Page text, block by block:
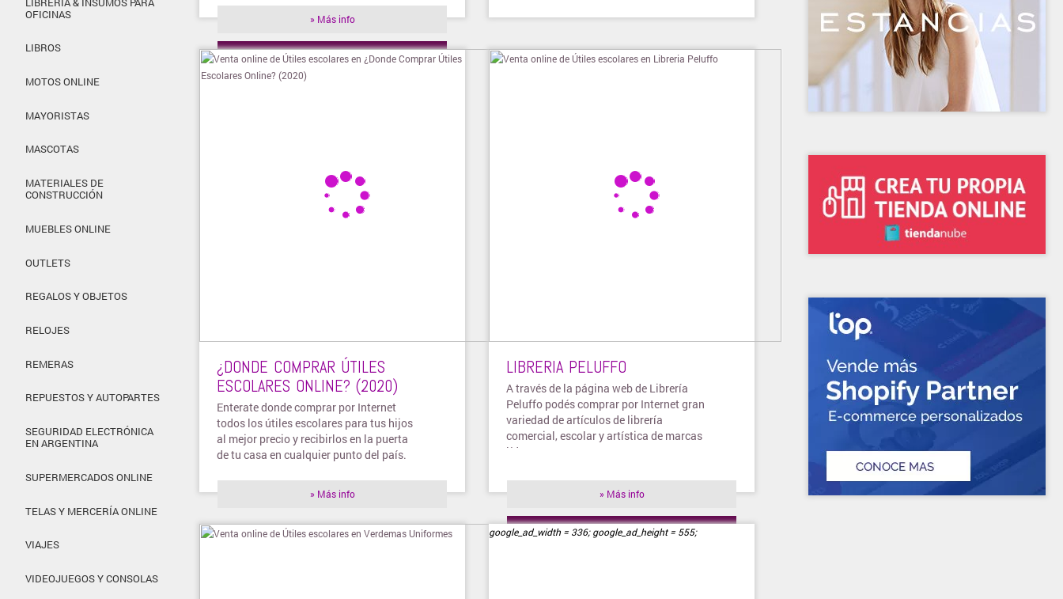
OFICINAS
LIBROS
MOTOS ONLINE
MAYORISTAS
MASCOTAS
MATERIALES DE
CONSTRUCCIÓN
MUEBLES ONLINE
OUTLETS
REGALOS Y OBJETOS
RELOJES
REMERAS
REPUESTOS Y AUTOPARTES
SEGURIDAD ELECTRÓNICA
EN ARGENTINA
SUPERMERCADOS ONLINE
TELAS Y MERCERÍA ONLINE
VIAJES
VIDEOJUEGOS Y CONSOLAS
» Más info
» Visitar tienda
¿DONDE COMPRAR ÚTILES
ESCOLARES ONLINE? (2020)
Enterate donde comprar por Internet
todos los útiles escolares para tus hijos
al mejor precio y recibirlos en la puerta
de tu casa en cualquier punto del país.
» Más info
LIBRERIA PELUFFO
A través de la página web de Librería
Peluffo podés comprar por Internet gran
variedad de artículos de librería
comercial, escolar y artística de marcas
líderes.
» Más info
» Visitar tienda
google_ad_width = 336; google_ad_height = 555;